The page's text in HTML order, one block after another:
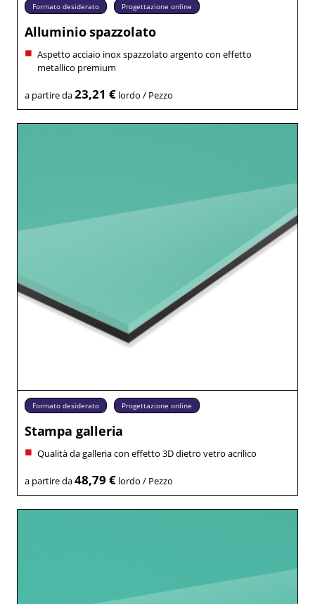
Formato desiderato Progettazione online
Alluminio spazzolato
Aspetto acciaio inox spazzolato argento con effetto
metallico premium
a partire da23,21 €lordo / Pezzo
Formato desiderato Progettazione online
Stampa galleria
Qualità da galleria con effetto 3D dietro vetro acrilico
a partire da48,79 €lordo / Pezzo